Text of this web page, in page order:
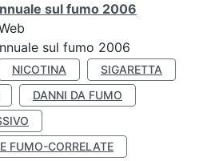
sul fumo 2006
sul fumo 2006
NICOTINA
SIGARETTA
DANNI DA FUMO
FUMO-CORRELATE